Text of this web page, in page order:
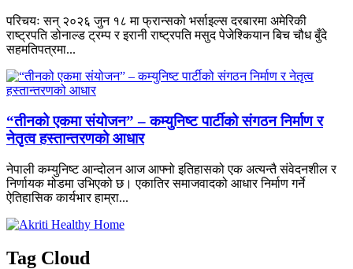
परिचयः सन् २०२६ जुन १८ मा फ्रान्सको भर्साइल्स दरबारमा अमेरिकी
राष्ट्रपति डोनाल्ड ट्रम्प र इरानी राष्ट्रपति मसुद पेजेश्कियान बिच चौध बुँदे
सहमतिपत्रमा...
“तीनको एकमा संयोजन” – कम्युनिष्ट पार्टीको संगठन निर्माण र
नेतृत्व हस्तान्तरणको आधार
नेपाली कम्युनिष्ट आन्दोलन आज आफ्नो इतिहासको एक अत्यन्तै संवेदनशील र
निर्णायक मोडमा उभिएको छ। एकातिर समाजवादको आधार निर्माण गर्ने
ऐतिहासिक कार्यभार हाम्रा...
Tag Cloud